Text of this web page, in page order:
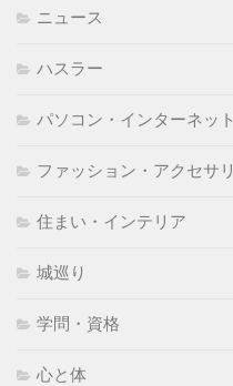
ニュース
ハスラー
パソコン・インターネット
ファッション・アクセサリ
住まい・インテリア
城巡り
学問・資格
心と体